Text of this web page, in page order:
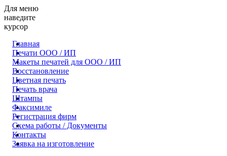
Для меню
наведите
курсор
Главная
Печати ООО / ИП
Макеты печатей для OOO / ИП
Восстановление
Цветная печать
Печать врача
Штампы
Факсимиле
Регистрация фирм
Схема работы / Документы
Контакты
Заявка на изготовление